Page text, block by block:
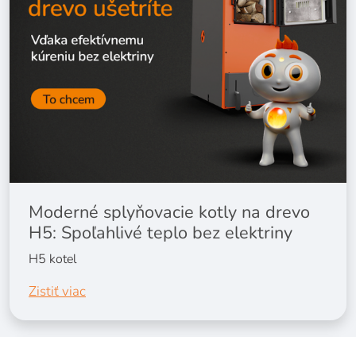
Moderné splyňovacie kotly na drevo
H5: Spoľahlivé teplo bez elektriny
H5 kotel
Zistiť viac